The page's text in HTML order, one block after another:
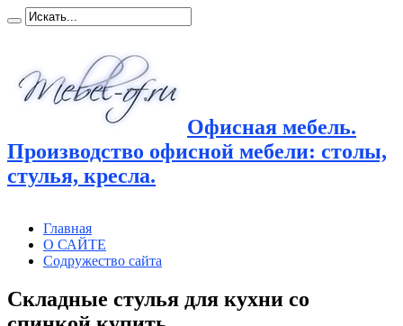
Офисная мебель.
Производство офисной мебели: столы,
стулья, кресла.
Главная
О САЙТЕ
Содружество сайта
Складные стулья для кухни со